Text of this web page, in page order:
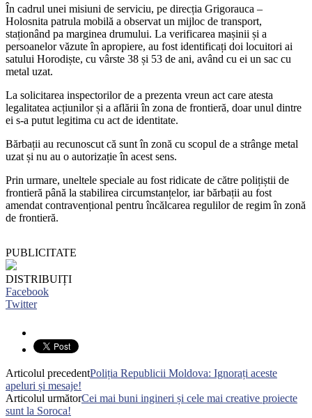
În cadrul unei misiuni de serviciu, pe direcția Grigorauca –
Holosnita patrula mobilă a observat un mijloc de transport,
staționând pa marginea drumului. La verificarea mașinii și a
persoanelor văzute în apropiere, au fost identificați doi locuitori ai
satului Horodiște, cu vârste 38 și 53 de ani, având cu ei un sac cu
metal uzat.
La solicitarea inspectorilor de a prezenta vreun act care atesta
legalitatea acțiunilor și a aflării în zona de frontieră, doar unul dintre
ei s-a putut legitima cu act de identitate.
Bărbații au recunoscut că sunt în zonă cu scopul de a strânge metal
uzat și nu au o autorizație în acest sens.
Prin urmare, uneltele speciale au fost ridicate de către polițiștii de
frontieră până la stabilirea circumstanțelor, iar bărbații au fost
amendat contravențional pentru încălcarea regulilor de regim în zonă
de frontieră.
PUBLICITATE
DISTRIBUIȚI
Facebook
Twitter
Articolul precedentPoliția Republicii Moldova: Ignorați aceste
apeluri și mesaje!
Articolul următorCei mai buni ingineri și cele mai creative proiecte
sunt la Soroca!